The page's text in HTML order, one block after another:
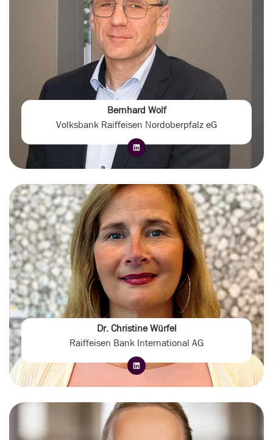
Bernhard Wolf
Volksbank Raiffeisen Nordoberpfalz eG
Dr. Christine Würfel
Raiffeisen Bank International AG